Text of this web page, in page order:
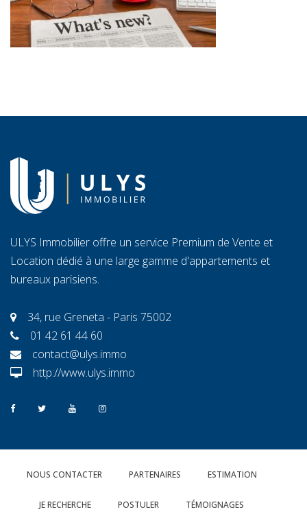
ULYS Immobilier offre un service Premium de Vente et
Location dédié à une large gamme d'appartements et
bureaux parisiens.
34, rue Greneta - Paris 75002
01 42 61 44 60
contact@ulys.immo
http://www.ulys.immo
NOUS CONTACTER PARTENAIRES ESTIMATION
JE RECHERCHE POSTULER TÉMOIGNAGES